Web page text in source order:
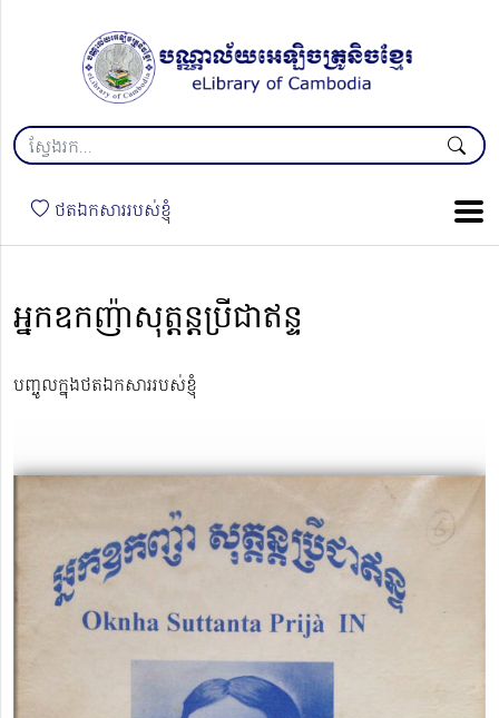
ថតឯកសាររបស់ខ្ញុំ
អ្នកឧកញ៉ាសុត្តន្តប្រីជាឥន្ទ
បញ្ចូលក្នុងថតឯកសាររបស់ខ្ញុំ